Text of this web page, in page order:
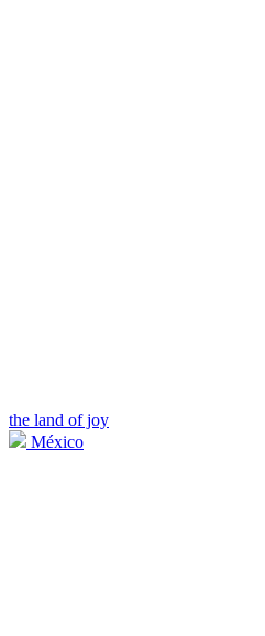
the land of joy
México